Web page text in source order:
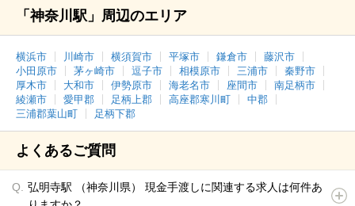
「神奈川駅」周辺のエリア
横浜市 川崎市 横須賀市 平塚市 鎌倉市
藤沢市
小田原市
茅ヶ崎市 逗子市 相模原市 三浦市
秦野市
厚木市
大和市 伊勢原市 海老名市 座間市
南足柄市
綾瀬市
愛甲郡 足柄上郡 高座郡寒川町
中郡
三浦郡葉山町
足柄下郡
よくあるご質問
弘明寺駅 （神奈川県） 現金手渡しに関連する求人は何件あ